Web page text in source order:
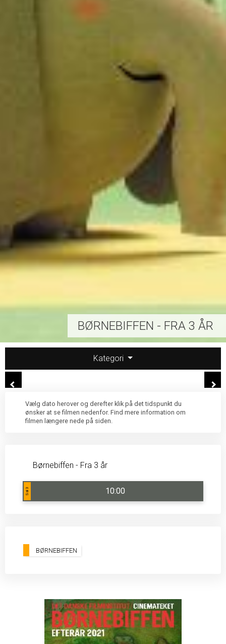
BØRNEBIFFEN - FRA 3 ÅR
Kategori
Vælg dato herover og derefter klik på det tidspunkt du
ønsker at se filmen nedenfor. Find mere information om
filmen længere nede på siden.
Børnebiffen - Fra 3 år
Sal 3 10:00
BØRNEBIFFEN